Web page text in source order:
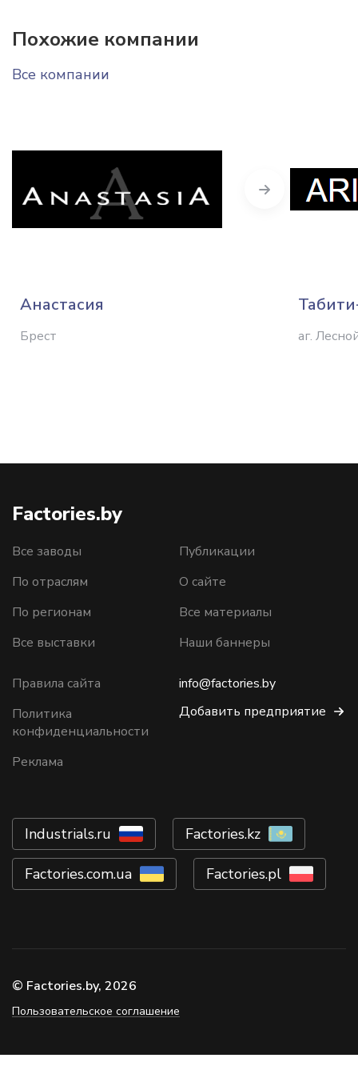
Похожие компании
Все компании
Анастасия
Брест аг.
Next
Factories.by
Все заводы
По отраслям
По регионам
Все выставки
Публикации
О сайте
Все материалы
Наши баннеры
Правила сайта
Политика
конфиденциальности
Реклама
info@factories.by
Добавить предприятие
Industrials.ru Factories.kz
Factories.com.ua Factories.pl
© Factories.by, 2026
Пользовательское соглашение